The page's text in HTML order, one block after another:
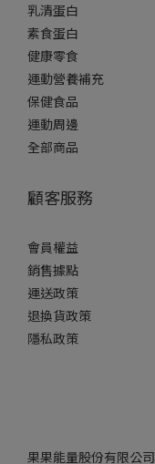
乳清蛋白
素食蛋白
健康零食
運動營養補充
保健食品
運動周邊
全部商品
顧客服務
會員權益
銷售據點
運送政策
退換貨政策
隱私政策
果果能量股份有限公司